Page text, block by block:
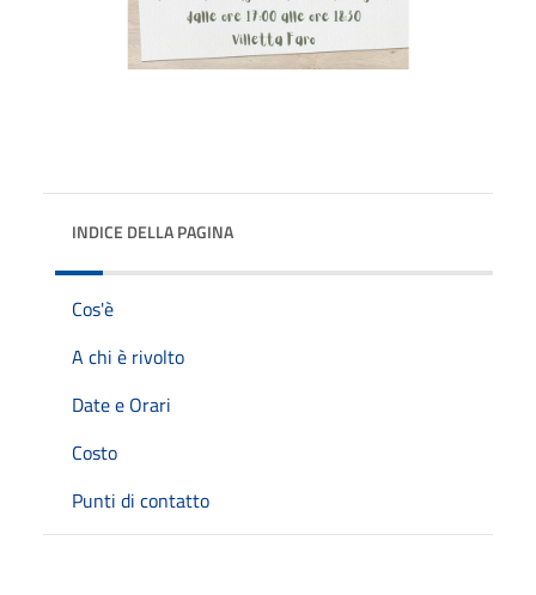
INDICE DELLA PAGINA
Cos'è
A chi è rivolto
Date e Orari
Costo
Punti di contatto